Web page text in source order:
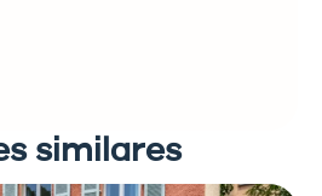
similares